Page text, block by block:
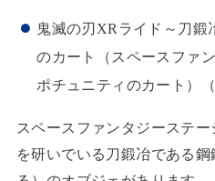
鬼滅の刃XRライド～刀鍛
のカート（スペースファ
ポチュニティのカート）
スペースファンタジーステ
を研いでいる刀鍛冶である